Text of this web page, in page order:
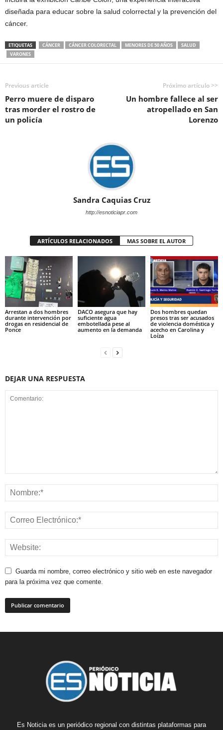
diseñada para educar sobre la salud colorrectal y la prevención del
cáncer.
ETIQUETAS CÁNCER CÁNCER COLORECTAL MENORES DE 50 AÑOS
SALUD
VARONES
Previous article
Perro muere de disparo
tras morder el rostro de
un policía
Próximo artículo >>
Un hombre fallece al ser
atropellado en San
Lorenzo
Sandra Caquias Cruz
http://esnoticiapr.com
ARTÍCULOS RELACIONADOS MAS SOBRE EL AUTOR
Arrestan a dos hombres
durante intervención por
drogas en residencial de
Ponce
DACO asegura que hay
suficiente agua
embotellada pese al
aumento en la demanda
Dos hombres quedan
presos tras ser acusados
de violencia doméstica y
acecho en Carolina y
Loíza
DEJAR UNA RESPUESTA
Guarda mi nombre, correo electrónico y sitio web en este navegador
para la próxima vez que comente.
Es Noticia es un periódico regional con distintas plataformas para